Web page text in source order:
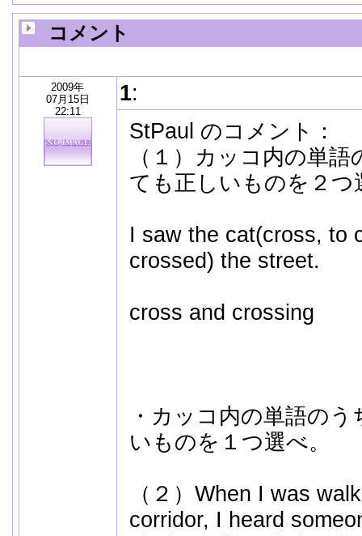
コメント
2009年
07月15日
22:11
1:
StPaul のコメント：
（１）カッコ内の単
ても正しいものを２つ
I saw the cat(cross, to
crossed) the street.
cross and crossing
・カッコ内の単語の
いものを１つ選べ。
（２）When I was
corridor, I heard